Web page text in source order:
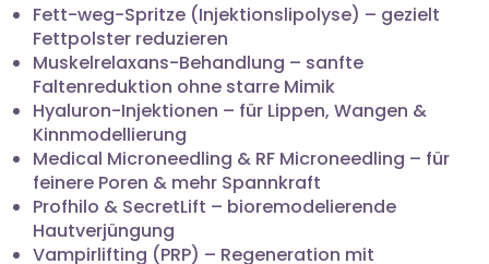
Fett-weg-Spritze (Injektionslipolyse) – gezielt
Fettpolster reduzieren
Muskelrelaxans-Behandlung – sanfte
Faltenreduktion ohne starre Mimik
Hyaluron-Injektionen – für Lippen, Wangen &
Kinnmodellierung
Medical Microneedling & RF Microneedling – für
feinere Poren & mehr Spannkraft
Profhilo & SecretLift – bioremodelierende
Hautverjüngung
Vampirlifting (PRP) – Regeneration mit